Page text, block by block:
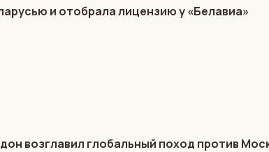
и отобрала лицензию у «Белавиа»
возглавил глобальный поход против